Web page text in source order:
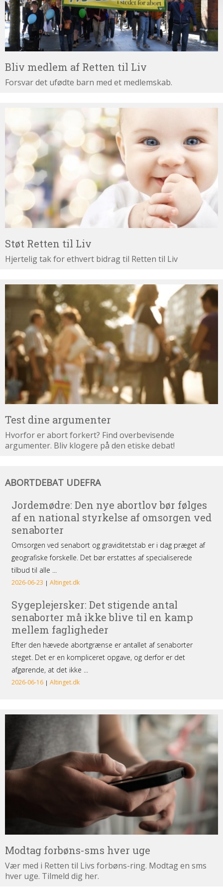
Bliv medlem af Retten til Liv
Forsvar det ufødte barn med et medlemskab.
Retten
til
Liv
Støt Retten til Liv
Hjertelig tak for ethvert bidrag til Retten til Liv
Test
dine
argumenter
Test dine argumenter
Hvorfor er abort forkert? Find overbevisende
argumenter. Bliv klogere på den etiske debat!
udefra
ABORTDEBAT UDEFRA
uge
Modtag forbøns-sms hver uge
Vær med i Retten til Livs forbøns-ring. Modtag en sms
hver uge. Tilmeld dig her.